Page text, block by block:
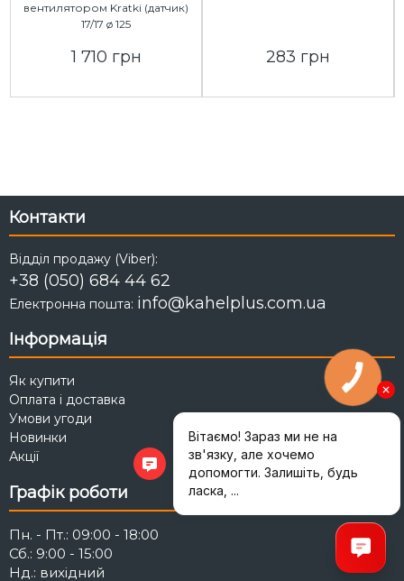
вентилятором Kratki (датчик)
17/17 ø 125
1 710 грн 283 грн
Контакти
Відділ продажу (Viber):
+38 (050) 684 44 62
Електронна пошта: info@kahelplus.com.ua
Інформація
Як купити
Оплата і доставка
Умови угоди
Новинки
Акції
Графік роботи
Пн. - Пт.: 09:00 - 18:00
Сб.: 9:00 - 15:00
Нд.: вихідний